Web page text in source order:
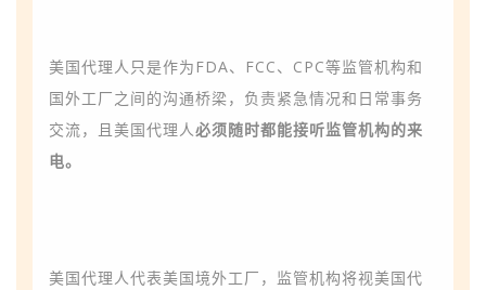
美国代理人只是作为 FDA、FCC、CPC等监管机构和
国外工厂之间的沟通桥梁， 负责紧急情况和日常事务
交流，
且美国代理人必须随时都能接听监管机构的来
电。
美国代理人代表美国境外工厂， 监管机构将视美国代